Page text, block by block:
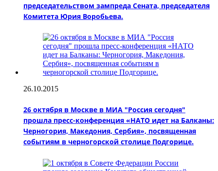
председательством зампреда Сената, председателя
Комитета Юрия Воробьева.
26.10.2015
26 октября в Москве в МИА "Россия сегодня"
прошла пресс-конференция «НАТО идет на Балканы:
Черногория, Македония, Сербия», посвященная
событиям в черногорской столице Подгорице.